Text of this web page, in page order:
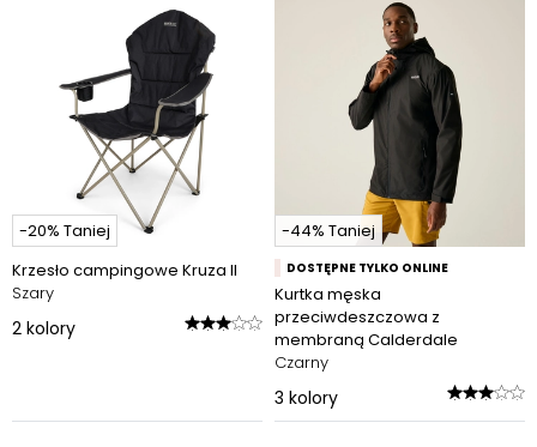
-20% Taniej
Krzesło campingowe Kruza II
Szary
2 kolory
-44% Taniej
DOSTĘPNE TYLKO ONLINE
Kurtka męska
przeciwdeszczowa z
membraną Calderdale
Czarny
3 kolory